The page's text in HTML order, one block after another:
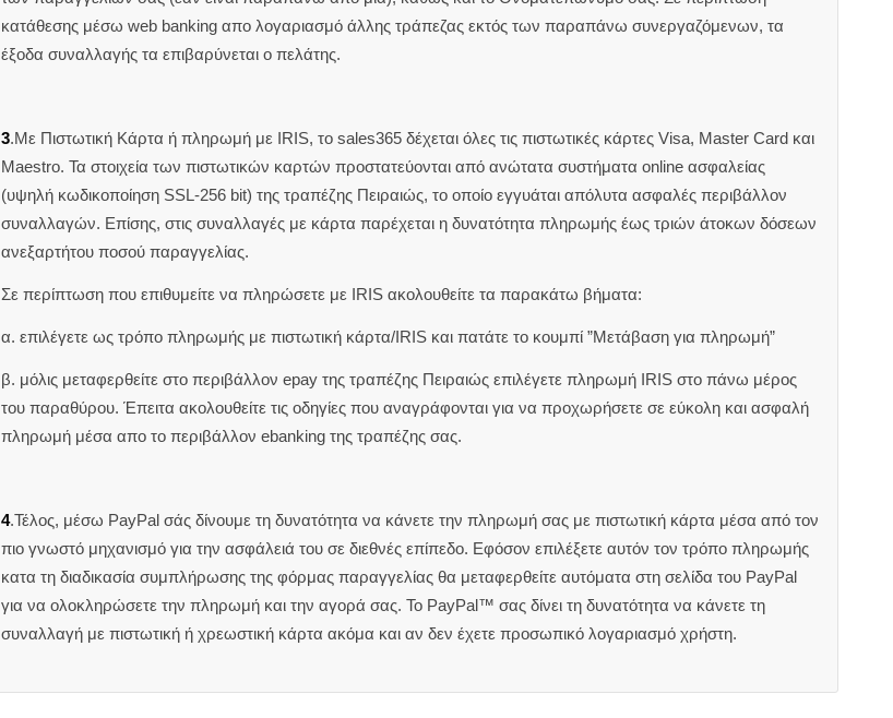
κατάθεσης μέσω web banking απο λογαριασμό άλλης τράπεζας εκτός των παραπάνω συνεργαζόμενων, τα
έξοδα συναλλαγής τα επιβαρύνεται ο πελάτης.
3.Με Πιστωτική Κάρτα ή πληρωμή με IRIS, το sales365 δέχεται όλες τις πιστωτικές κάρτες Visa, Master Card και
Maestro. Τα στοιχεία των πιστωτικών καρτών προστατεύονται από ανώτατα συστήματα online ασφαλείας
(υψηλή κωδικοποίηση SSL-256 bit) της τραπέζης Πειραιώς, το οποίο εγγυάται απόλυτα ασφαλές περιβάλλον
συναλλαγών. Επίσης, στις συναλλαγές με κάρτα παρέχεται η δυνατότητα πληρωμής έως τριών άτοκων δόσεων
ανεξαρτήτου ποσού παραγγελίας.
Σε περίπτωση που επιθυμείτε να πληρώσετε με IRIS ακολουθείτε τα παρακάτω βήματα:
α. επιλέγετε ως τρόπο πληρωμής με πιστωτική κάρτα/IRIS και πατάτε το κουμπί ”Μετάβαση για πληρωμή”
β. μόλις μεταφερθείτε στο περιβάλλον epay της τραπέζης Πειραιώς επιλέγετε πληρωμή IRIS στο πάνω μέρος
του παραθύρου. Έπειτα ακολουθείτε τις οδηγίες που αναγράφονται για να προχωρήσετε σε εύκολη και ασφαλή
πληρωμή μέσα απο το περιβάλλον ebanking της τραπέζης σας.
4.Τέλος, μέσω PayPal σάς δίνουμε τη δυνατότητα να κάνετε την πληρωμή σας με πιστωτική κάρτα μέσα από τον
πιο γνωστό μηχανισμό για την ασφάλειά του σε διεθνές επίπεδο. Εφόσον επιλέξετε αυτόν τον τρόπο πληρωμής
κατα τη διαδικασία συμπλήρωσης της φόρμας παραγγελίας θα μεταφερθείτε αυτόματα στη σελίδα του PayPal
για να ολοκληρώσετε την πληρωμή και την αγορά σας. Το PayPal™ σας δίνει τη δυνατότητα να κάνετε τη
συναλλαγή με πιστωτική ή χρεωστική κάρτα ακόμα και αν δεν έχετε προσωπικό λογαριασμό χρήστη.